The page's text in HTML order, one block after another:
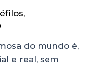
,
do mundo é,
e real, sem